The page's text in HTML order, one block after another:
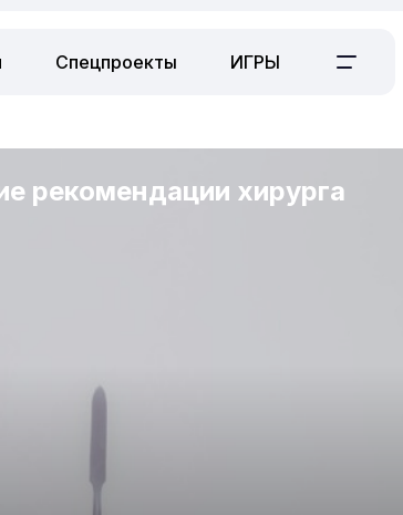
Спецпроекты ИГРЫ
рекомендации хирурга